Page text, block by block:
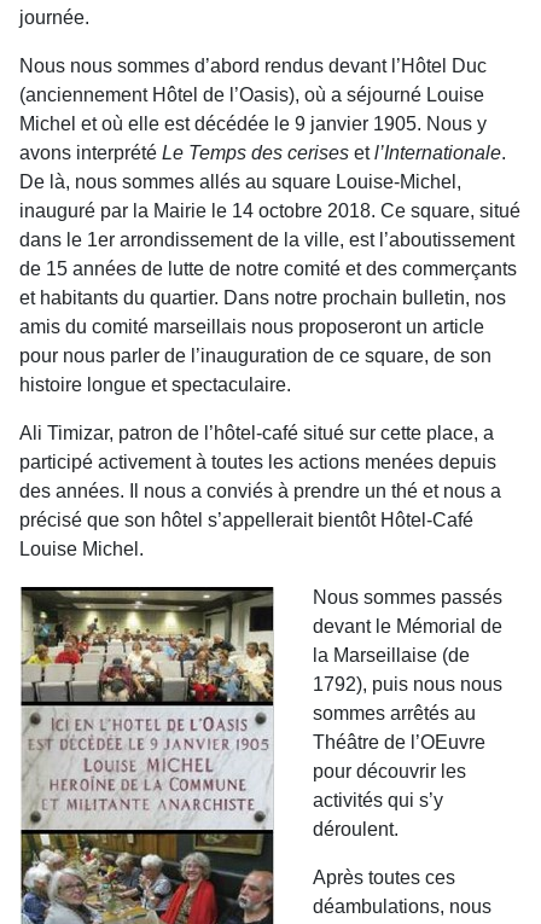
journée.
Nous nous sommes d’abord rendus devant l’Hôtel Duc
(anciennement Hôtel de l’Oasis), où a séjourné Louise
Michel et où elle est décédée le 9 janvier 1905. Nous y
avons interprété Le Temps des cerises etl’Internationale.
De là, nous sommes allés au square Louise-Michel,
inauguré par la Mairie le 14 octobre 2018. Ce square, situé
dans le 1er arrondissement de la ville, est l’aboutissement
de 15 années de lutte de notre comité et des commerçants
et habitants du quartier. Dans notre prochain bulletin, nos
amis du comité marseillais nous proposeront un article
pour nous parler de l’inauguration de ce square, de son
histoire longue et spectaculaire.
Ali Timizar, patron de l’hôtel-café situé sur cette place, a
participé activement à toutes les actions menées depuis
des années. Il nous a conviés à prendre un thé et nous a
précisé que son hôtel s’appellerait bientôt Hôtel-Café
Louise Michel.
Nous sommes passés
devant le Mémorial de
la Marseillaise (de
1792), puis nous nous
sommes arrêtés au
Théâtre de l’OEuvre
pour découvrir les
activités qui s’y
déroulent.
Après toutes ces
déambulations, nous